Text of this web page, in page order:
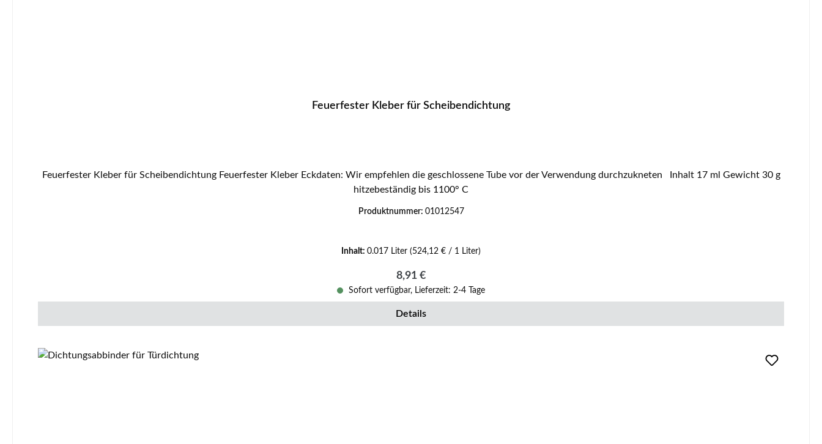
Feuerfester Kleber für Scheibendichtung
Feuerfester Kleber für Scheibendichtung Feuerfester Kleber Eckdaten: Wir empfehlen die geschlossene Tube vor der Verwendung durchzukneten Inhalt 17 ml Gewicht 30 g
hitzebeständig bis 1100° C
Produktnummer: 01012547
Inhalt: 0.017 Liter (524,12 € / 1 Liter)
Regulärer Preis:
8,91 €
Sofort verfügbar, Lieferzeit: 2-4 Tage
Details